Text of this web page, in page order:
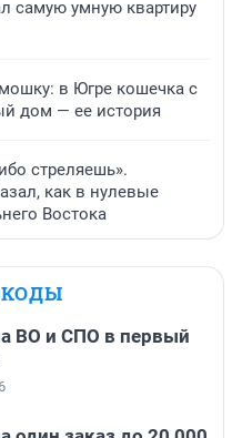
самую умную квартиру
в Югре кошечка с
дом — ее история
стреляешь».
как в нулевые
Востока
ВО и СПО в первый